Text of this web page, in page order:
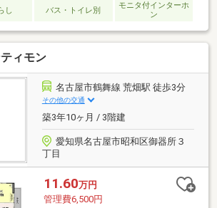
し バス・トイレ別
モニタ付インターホ
ン
ィモン
名古屋市鶴舞線 荒畑駅 徒歩3分
その他の交通
築3年10ヶ月 / 3階建
愛知県名古屋市昭和区御器所３
丁目
11.60万円
管理費6,500円